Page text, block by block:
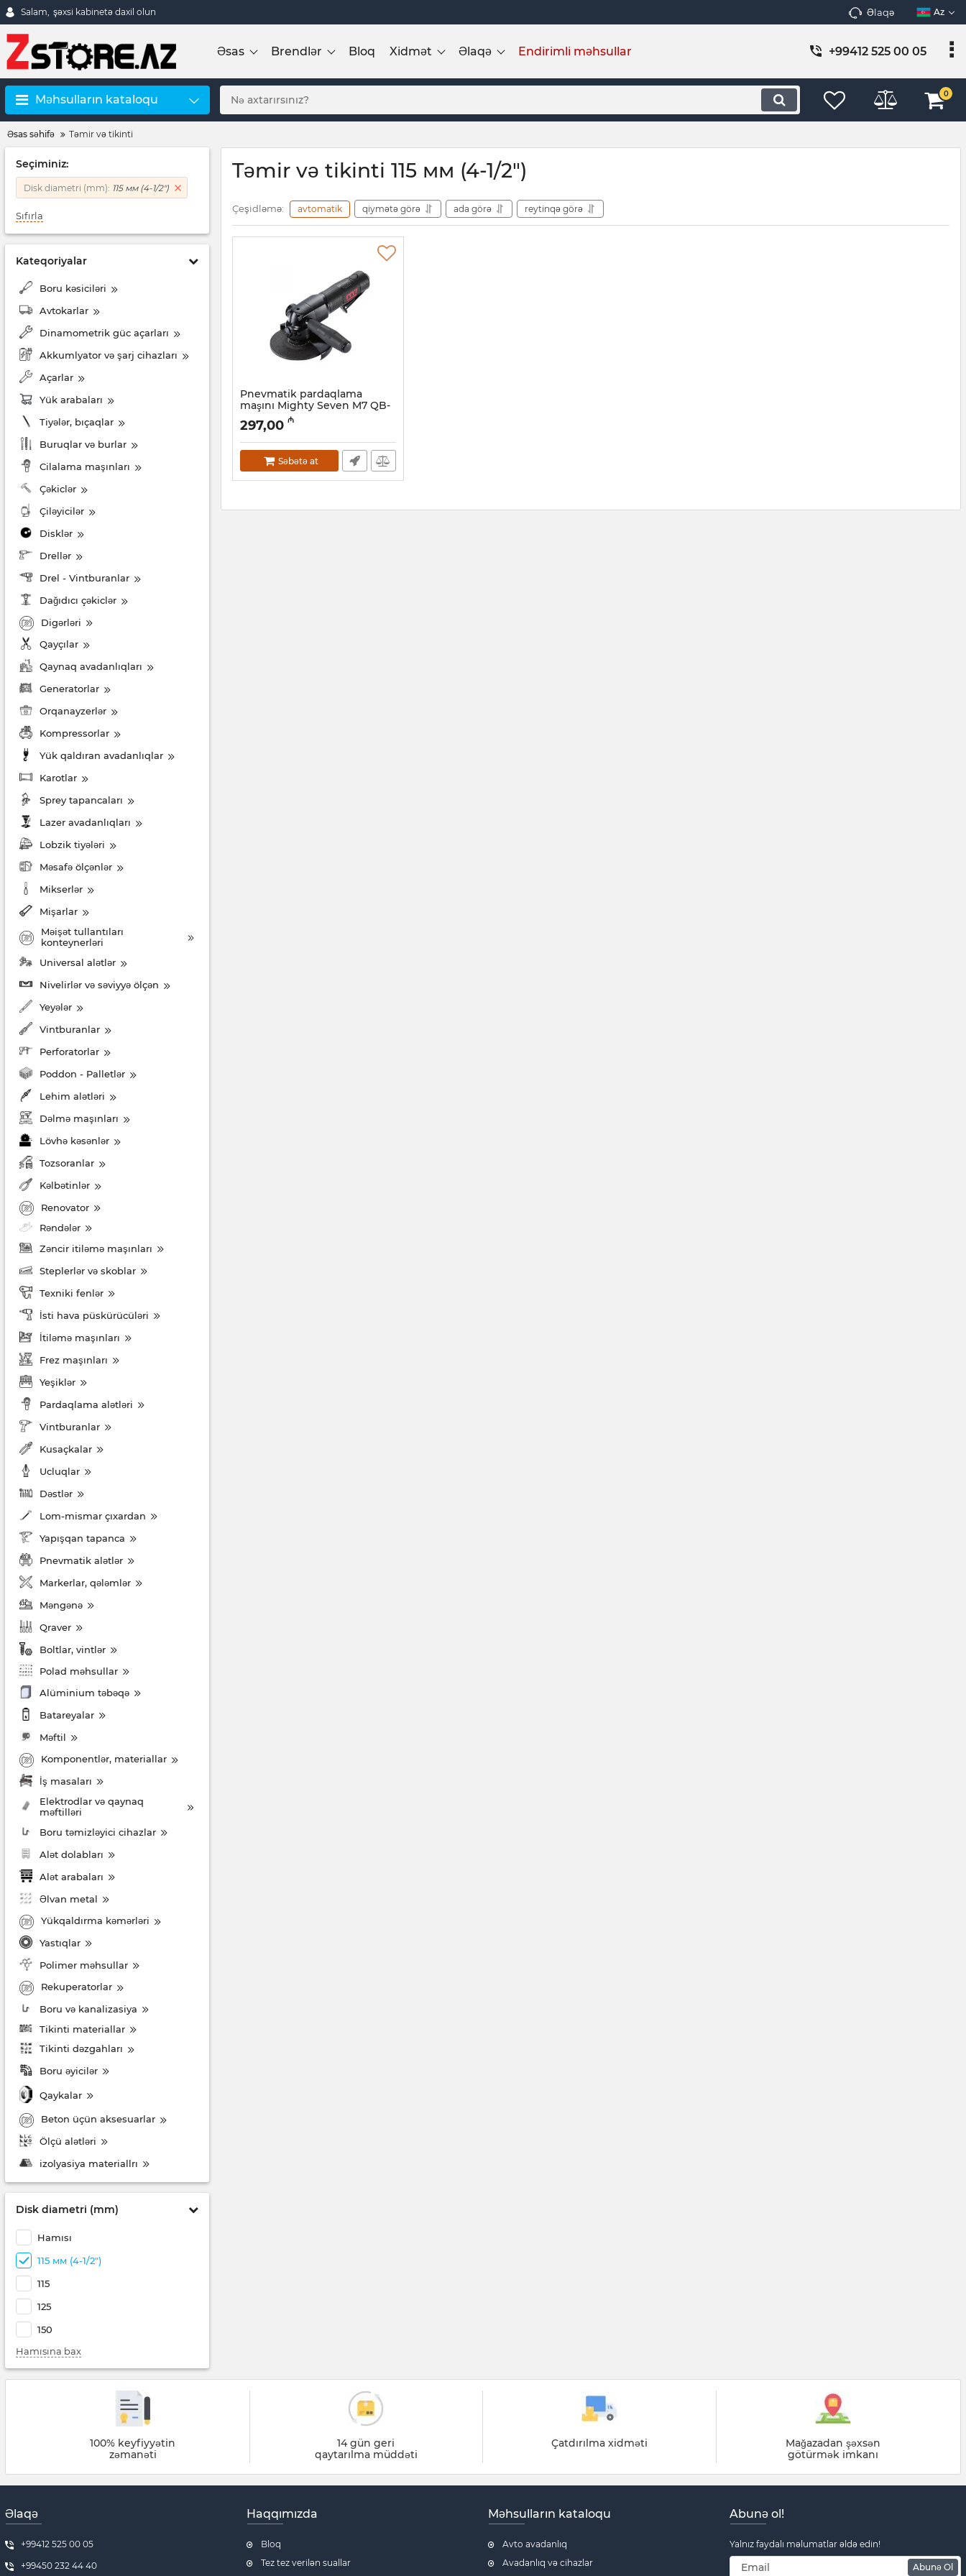
Salam, şəxsi kabinetə daxil olun Əlaqə Az
Əsas Brendlər Bloq Xidmət Əlaqə Endirimli məhsullar +99412 525 00 05
Məhsulların kataloqu 0
Əsas səhifə Təmir və tikinti
Seçiminiz:
Disk diametri (mm): 115 мм (4-1/2")
Sıfırla
Kateqoriyalar
Boru kəsiciləri
Avtokarlar
Dinamometrik güc açarları
Akkumlyator və şarj cihazları
Açarlar
Yük arabaları
Tiyələr, bıçaqlar
Buruqlar və burlar
Cilalama maşınları
Çəkiclər
Çiləyicilər
Disklər
Drellər
Drel - Vintburanlar
Dağıdıcı çəkiclər
Digərləri
Qayçılar
Qaynaq avadanlıqları
Generatorlar
Orqanayzerlər
Kompressorlar
Yük qaldıran avadanlıqlar
Karotlar
Sprey tapancaları
Lazer avadanlıqları
Lobzik tiyələri
Məsafə ölçənlər
Mikserlər
Mişarlar
Məişət tullantıları
konteynerləri
Universal alətlər
Nivelirlər və səviyyə ölçən
Yeyələr
Vintburanlar
Perforatorlar
Poddon - Palletlər
Lehim alətləri
Dəlmə maşınları
Lövhə kəsənlər
Tozsoranlar
Kəlbətinlər
Renovator
Rəndələr
Zəncir itiləmə maşınları
Steplerlər və skoblar
Texniki fenlər
İsti hava püskürücüləri
İtiləmə maşınları
Frez maşınları
Yeşiklər
Pardaqlama alətləri
Vintburanlar
Kusaçkalar
Ucluqlar
Dəstlər
Lom-mismar çıxardan
Yapışqan tapanca
Pnevmatik alətlər
Markerlar, qələmlər
Məngənə
Qraver
Boltlar, vintlər
Polad məhsullar
Alüminium təbəqə
Batareyalar
Məftil
Komponentlər, materiallar
İş masaları
Elektrodlar və qaynaq
məftilləri
Boru təmizləyici cihazlar
Alət dolabları
Alət arabaları
Əlvan metal
Yükqaldırma kəmərləri
Yastıqlar
Polimer məhsullar
Rekuperatorlar
Boru və kanalizasiya
Tikinti materiallar
Tikinti dəzgahları
Boru əyicilər
Qaykalar
Beton üçün aksesuarlar
Ölçü alətləri
izolyasiya materiallrı
Disk diametri (mm)
Hamısı
115 мм (4-1/2")
115
125
150
Hamısına bax
Təmir və tikinti 115 мм (4-1/2")
Çeşidləmə: avtomatik qiymətə görə ada görə reytinqə görə
Pnevmatik pardaqlama
maşını Mighty Seven M7 QB-
Artikul: 017018064
297,00 ₼
Səbətə at
100% keyfiyyətin
zəmanəti
14 gün geri
qaytarılma müddəti
Çatdırılma xidməti
Mağazadan şəxsən
götürmək imkanı
Əlaqə
+99412 525 00 05
+99450 232 44 40
Haqqımızda
Bloq
Tez tez verilən suallar
Məhsulların kataloqu
Avto avadanlıq
Avadanlıq və cihazlar
Abunə ol!
Yalnız faydalı məlumatlar əldə edin!
Abunə Ol